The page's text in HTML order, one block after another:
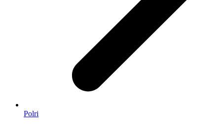
Polri